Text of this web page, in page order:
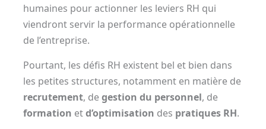
humaines pour actionner les leviers RH qui
viendront servir la performance opérationnelle
de l’entreprise.
Pourtant, les défis RH existent bel et bien dans
les petites structures, notamment en matière de
recrutement, degestion du personnel, de
formation etd’optimisation des pratiques RH.